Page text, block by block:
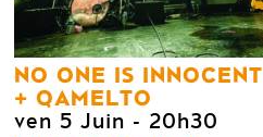
NO ONE IS INNOCENT
QAMELTO
ven 5 Juin - 20h30